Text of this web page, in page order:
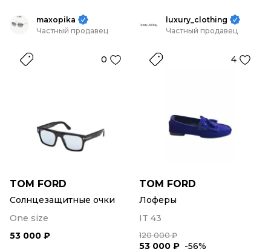
maxopika
Частный продавец
0
TOM FORD
Солнцезащитные очки
One size
53 000 ₽
luxury_clothing
Частный продавец
4
TOM FORD
Лоферы
IT 43
120 000 ₽
53 000 ₽ -56%